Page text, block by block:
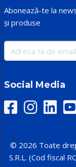
Abonează-te la
și produse
Social Media
© 2026 Toate
S.R.L. (Cod fiscal